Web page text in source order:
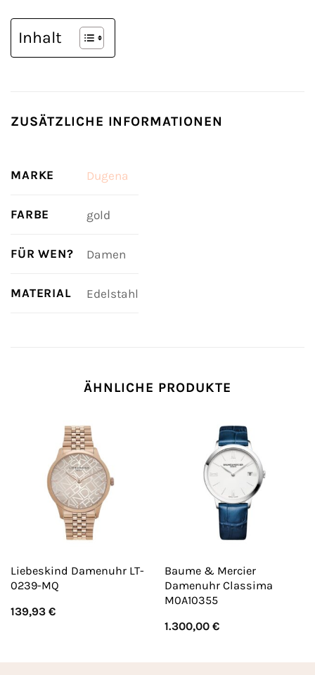
Inhalt
ZUSÄTZLICHE INFORMATIONEN
MARKE Dugena
FARBE gold
FÜR WEN? Damen
MATERIAL Edelstahl
ÄHNLICHE PRODUKTE
Liebeskind Damenuhr LT-
0239-MQ
139,93 €
Baume & Mercier
Damenuhr Classima
M0A10355
1.300,00 €